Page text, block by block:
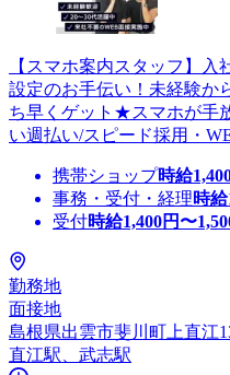
【スマホ案内スタッフ】
設定のお手伝い！未経験
ち早くゲット★スマホが手
い週払い/スピード採用・
携帯ショップ時給
事務・受付・経理時給
受付時給1,400円〜
勤務地
面接地
島根県出雲市斐川町上直江
直江駅、武志駅